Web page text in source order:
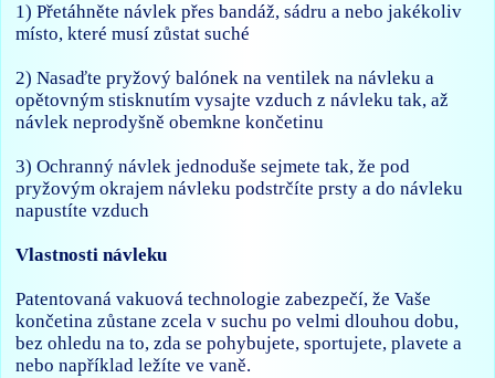
1) Přetáhněte návlek přes bandáž, sádru a nebo jakékoliv
místo, které musí zůstat suché
2) Nasaďte pryžový balónek na ventilek na návleku a
opětovným stisknutím vysajte vzduch z návleku tak, až
návlek neprodyšně obemkne končetinu
3) Ochranný návlek jednoduše sejmete tak, že pod
pryžovým okrajem návleku podstrčíte prsty a do návleku
napustíte vzduch
Vlastnosti návleku
Patentovaná vakuová technologie zabezpečí, že Vaše
končetina zůstane zcela v suchu po velmi dlouhou dobu,
bez ohledu na to, zda se pohybujete, sportujete, plavete a
nebo například ležíte ve vaně.